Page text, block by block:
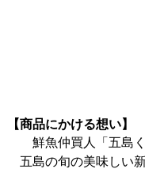
【商品にかける想い】
鮮魚仲買人「五島
五島の旬の美味しい